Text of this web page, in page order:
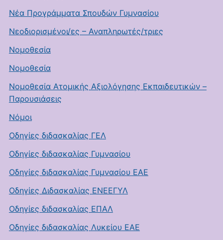
Νέα Προγράμματα Σπουδών Γυμνασίου
Νεοδιορισμένοι/ες – Αναπληρωτές/τριες
Νομοθεσία
Νομοθεσία
Νομοθεσία Ατομικής Αξιολόγησης Εκπαιδευτικών –
Παρουσιάσεις
Νόμοι
Οδηγίες διδασκαλίας ΓΕΛ
Οδηγίες διδασκαλίας Γυμνασίου
Οδηγίες διδασκαλίας Γυμνασίου ΕΑΕ
Οδηγίες Διδασκαλίας ΕΝΕΕΓΥΛ
Οδηγίες διδασκαλίας ΕΠΑΛ
Οδηγίες διδασκαλίας Λυκείου ΕΑΕ